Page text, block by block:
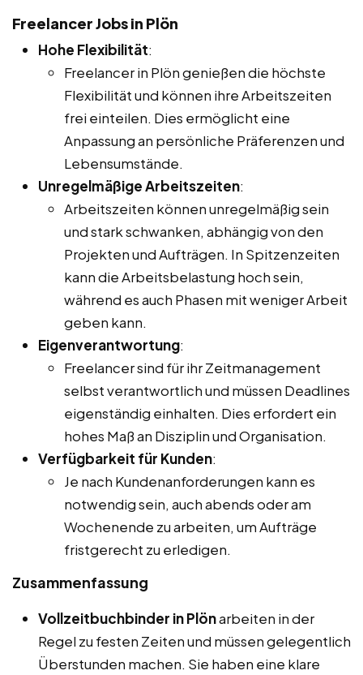
Freelancer Jobs in Plön
Hohe Flexibilität:
Freelancer in Plön genießen die höchste
Flexibilität und können ihre Arbeitszeiten
frei einteilen. Dies ermöglicht eine
Anpassung an persönliche Präferenzen und
Lebensumstände.
Unregelmäßige Arbeitszeiten:
Arbeitszeiten können unregelmäßig sein
und stark schwanken, abhängig von den
Projekten und Aufträgen. In Spitzenzeiten
kann die Arbeitsbelastung hoch sein,
während es auch Phasen mit weniger Arbeit
geben kann.
Eigenverantwortung:
Freelancer sind für ihr Zeitmanagement
selbst verantwortlich und müssen Deadlines
eigenständig einhalten. Dies erfordert ein
hohes Maß an Disziplin und Organisation.
Verfügbarkeit für Kunden:
Je nach Kundenanforderungen kann es
notwendig sein, auch abends oder am
Wochenende zu arbeiten, um Aufträge
fristgerecht zu erledigen.
Zusammenfassung
Vollzeitbuchbinder in Plönarbeiten in der
Regel zu festen Zeiten und müssen gelegentlich
Überstunden machen. Sie haben eine klare